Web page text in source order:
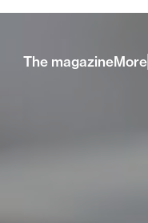
The magazineMore